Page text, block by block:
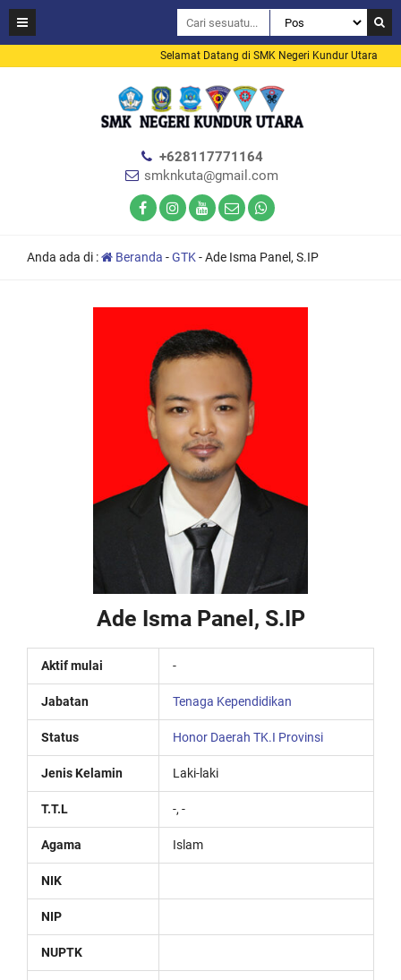
Selamat Datang di SMK Negeri Kundur Utara
+628117771164
smknkuta@gmail.com
Anda ada di : Beranda -GTK-Ade Isma Panel, S.IP
Ade Isma Panel, S.IP
Aktif mulai -
Jabatan Tenaga Kependidikan
Status Honor Daerah TK.I Provinsi
Jenis Kelamin Laki-laki
T.T.L -, -
Agama Islam
NIK
NIP
NUPTK